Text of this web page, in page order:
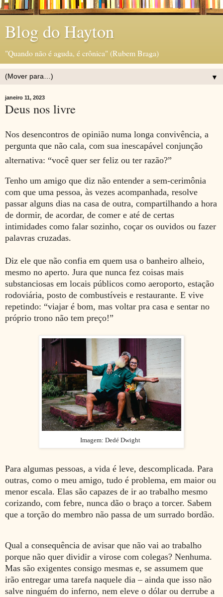
Blog do Hayton
"Quando não é aguda, é crônica" (Rubem Braga)
▼
janeiro 11, 2023
Deus nos livre
Nos desencontros de opinião numa longa convivência, a
pergunta que não cala, com sua inescapável conjunção
alternativa: “você quer ser feliz ou ter razão?”
Tenho um amigo que diz não entender a sem-cerimônia
com que uma pessoa, às vezes acompanhada, resolve
passar alguns dias na casa de outra, compartilhando a hora
de dormir, de acordar, de comer e até de certas
intimidades como falar sozinho, coçar os ouvidos ou fazer
palavras cruzadas.
Diz ele que não confia em quem usa o banheiro alheio,
mesmo no aperto. Jura que nunca fez coisas mais
substanciosas em locais públicos como aeroporto, estação
rodoviária, posto de combustíveis e restaurante. E vive
repetindo: “viajar é bom, mas voltar pra casa e sentar no
próprio trono não tem preço!”
Imagem: Dedé Dwight
Para algumas pessoas, a vida é leve, descomplicada. Para
outras, como o meu amigo, tudo é problema, em maior ou
menor escala. Elas são capazes de ir ao trabalho mesmo
corizando, com febre, nunca dão o braço a torcer. Sabem
que a torção do membro não passa de um surrado bordão.
Qual a consequência de avisar que não vai ao trabalho
porque não quer dividir a virose com colegas? Nenhuma.
Mas são exigentes consigo mesmas e, se assumem que
irão entregar uma tarefa naquele dia – ainda que isso não
salve ninguém do inferno, nem eleve o dólar ou derrube a